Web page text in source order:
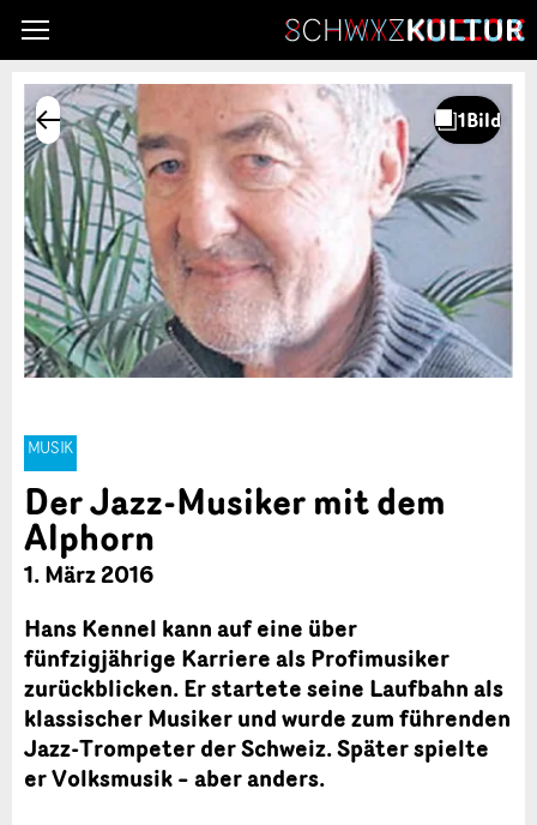
MUSIK
Der Jazz-Musiker mit dem
Alphorn
1. März 2016
Hans Kennel kann auf eine über
fünfzigjährige Karriere als Profimusiker
zurückblicken. Er startete seine Laufbahn als
klassischer Musiker und wurde zum führenden
Jazz-Trompeter der Schweiz. Später spielte
er Volksmusik – aber anders.